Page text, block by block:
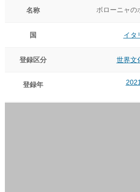
名称 ボローニャの
国 イタ
登録区分 世界文
登録年